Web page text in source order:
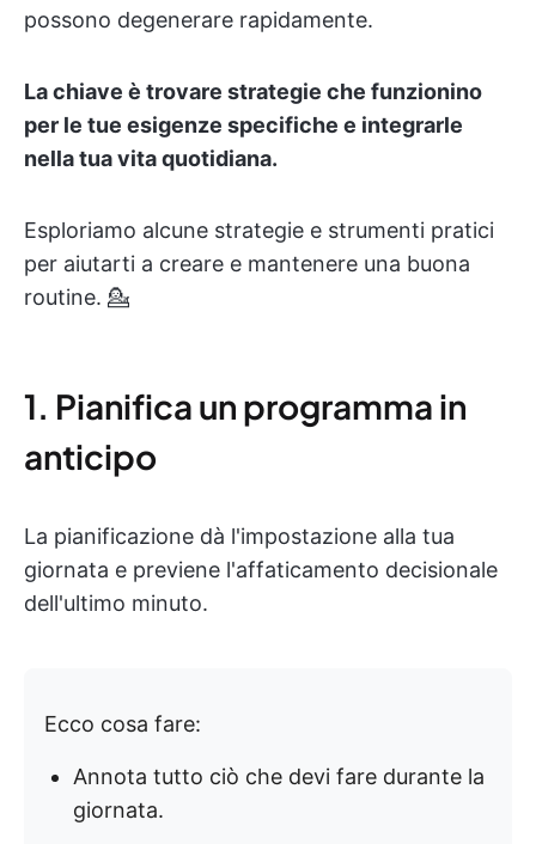
possono degenerare rapidamente.
La chiave è trovare strategie che funzionino
per le tue esigenze specifiche e integrarle
nella tua vita quotidiana.
Esploriamo alcune strategie e strumenti pratici
per aiutarti a creare e mantenere una buona
routine. 💁
1. Pianifica un programma in
anticipo
La pianificazione dà l'impostazione alla tua
giornata e previene l'affaticamento decisionale
dell'ultimo minuto.
Ecco cosa fare:
Annota tutto ciò che devi fare durante la
giornata.